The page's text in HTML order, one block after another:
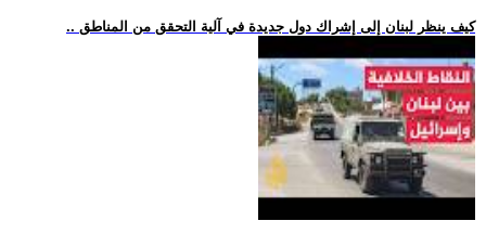
.. كيف ينظر لبنان إلى إشراك دول جديدة في آلية التحقق من المناطق